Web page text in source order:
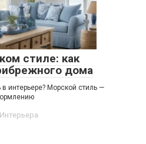
стиле: как
дома
интерьере? Морской стиль —